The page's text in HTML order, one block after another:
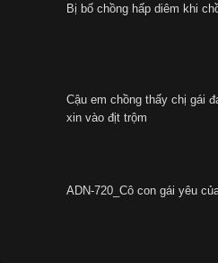
Bị bố chồng hấp diêm khi
Cậu em chồng thấy chị gái
xin vào địt trộm
ADN-720_Cô con gái yêu